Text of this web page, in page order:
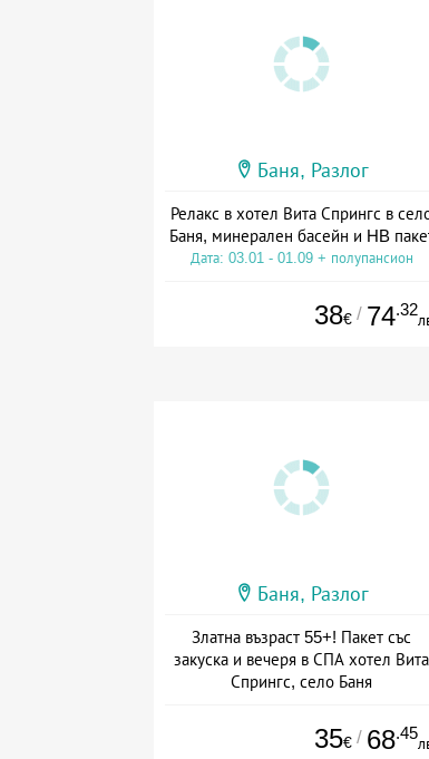
Баня, Разлог
Релакс в хотел Вита Спрингс в
Баня, минерален басейн и HB
Дата: 03.01 - 01.09 + полупансион
38€ / 74.32
Баня, Разлог
Златна възраст 55+! Пакет със
закуска и вечеря в СПА хотел Вита
Спрингс, село Баня
35€ / 68.45